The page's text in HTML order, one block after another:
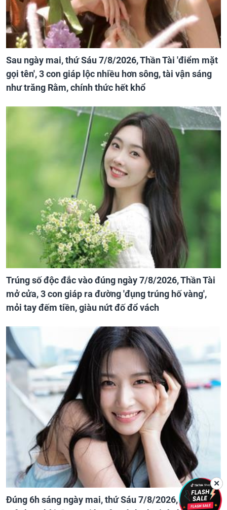
Sau ngày mai, thứ Sáu 7/8/2026, Thần Tài 'điểm mặt
gọi tên', 3 con giáp lộc nhiều hơn sông, tài vận sáng
như trăng Rằm, chính thức hết khổ
Trúng số độc đắc vào đúng ngày 7/8/2026, Thần Tài
mở cửa, 3 con giáp ra đường 'đụng trúng hố vàng',
mỏi tay đếm tiền, giàu nứt đố đổ vách
Đúng 6h sáng ngày mai, thứ Sáu 7/8/2026, định
✕